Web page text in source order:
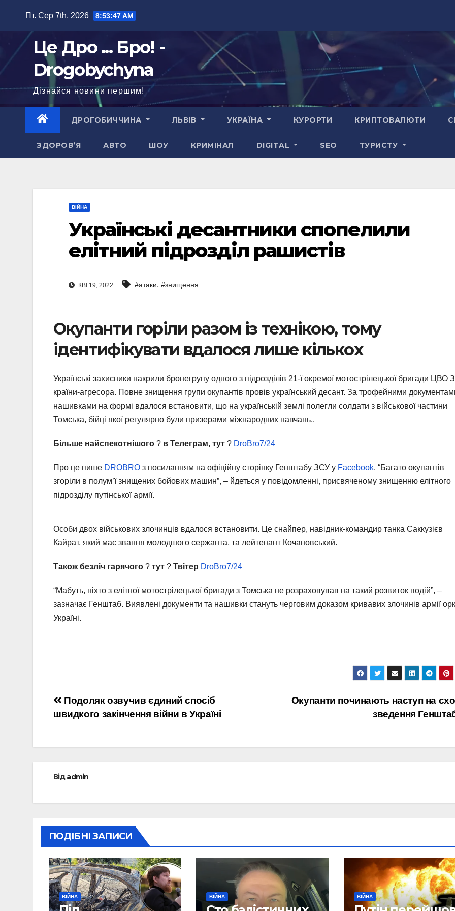
Пт. Сер 7th, 2026 8:53:48 AM
Це Дро ... Бро! -
Drogobychyna
Дізнайся новини першим!
ДРОГОБИЧЧИНА ЛЬВІВ УКРАЇНА КУРОРТИ КРИПТОВАЛЮТИ
ЗДОРОВ’Я АВТО ШОУ КРИМІНАЛ DIGITAL SEO ТУРИСТУ
ВІЙНА
Українські десантники спопелили
елітний підрозділ рашистів
КВІ 19, 2022 #атаки, #знищення
Окупанти горіли разом із технікою, тому
ідентифікувати вдалося лише кількох
Українські захисники накрили бронегрупу одного з підрозділів 21-ї окремої мотострілецької бригади ЦВО
країни-агресора. Повне знищення групи окупантів провів український десант. За трофейними
нашивками на формі вдалося встановити, що на українській землі полегли солдати з військової частини
Томська, бійці якої регулярно були призерами міжнародних навчань,.
Більше найспекотнішого ? в Телеграм, тут ? DroBro7/24
Про це пише DROBRO з посиланням на офіційну сторінку Генштабу ЗСУ у Facebook. “Багато окупантів
згоріли в полум’ї знищених бойових машин”, – йдеться у повідомленні, присвяченому знищенню елітного
підрозділу путінської армії.
Особи двох військових злочинців вдалося встановити. Це снайпер, навідник-командир танка Саккузієв
Кайрат, який має звання молодшого сержанта, та лейтенант Кочановський.
Також безліч гарячого ? тут ? Твітер DroBro7/24
“Мабуть, ніхто з елітної мотострілецької бригади з Томська не розраховував на такий розвиток подій”, –
зазначає Генштаб. Виявлені документи та нашивки стануть черговим доказом кривавих злочинів армії
Україні.
Навігація
записів
Окупанти починають наступ на
зведення
Подоляк озвучив єдиний спосіб
швидкого закінчення війни в Україні
Відadmin
ПОДІБНІ ЗАПИСИ
ВІЙНА ВІЙНА ВІЙНА